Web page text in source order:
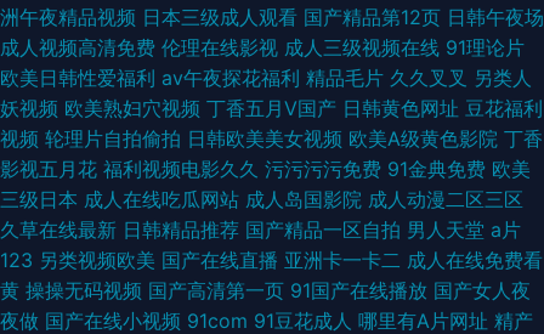
洲午夜精品视频 日本三级成人观看 国产精品第12页 日韩午夜场
成人视频高清免费 伦理在线影视 成人三级视频在线 91理论片
欧美日韩性爱福利 av午夜探花福利 精品毛片 久久叉叉 另类人
妖视频 欧美熟妇穴视频 丁香五月V国产 日韩黄色网址 豆花福利
视频 轮理片自拍偷拍 日韩欧美美女视频 欧美A级黄色影院 丁香
影视五月花 福利视频电影久久 污污污污免费 91金典免费 欧美
三级日本 成人在线吃瓜网站 成人岛国影院 成人动漫二区三区
久草在线最新 日韩精品推荐 国产精品一区自拍 男人天堂 a片
123 另类视频欧美 国产在线直播 亚洲卡一卡二 成人在线免费看
黄 操操无码视频 国产高清第一页 91国产在线播放 国产女人夜
夜做 国产在线小视频 91com 91豆花成人 哪里有A片网址 精产